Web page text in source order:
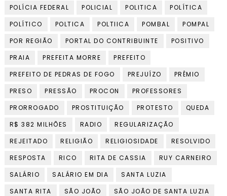
POLÍCIA FEDERAL
POLICIAL POLITICA
POLÍTICA
POLÍTICO
POLTICA POLTIICA POMBAL
POMPAL
POR REGIÃO
PORTAL DO CONTRIBUINTE
POSITIVO
PRAIA
PREFEITA MORRE
PREFEITO
PREFEITO DE PEDRAS DE FOGO
PREJUÍZO
PRÊMIO
PRESO
PRESSÃO PROCON
PROFESSORES
PRORROGADO
PROSTITUIÇÃO PROTESTO
QUEDA
R$ 382 MILHÕES
RADIO
REGULARIZAÇÃO
REJEITADO
RELIGIÃO RELIGIOSIDADE
RESOLVIDO
RESPOSTA
RICO RITA DE CASSIA
RUY CARNEIRO
SALÁRIO
SALÁRIO EM DIA
SANTA LUZIA
SANTA RITA
SÃO JOÃO
SÃO JOÃO DE SANTA LUZIA